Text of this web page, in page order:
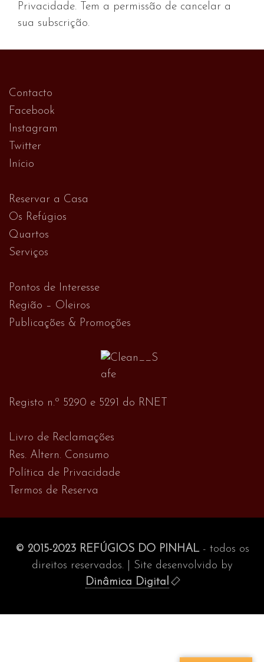
Privacidade. Tem a permissão de cancelar a
sua subscrição.
Contacto
Facebook
Instagram
Twitter
Início
Reservar a Casa
Os Refúgios
Quartos
Serviços
Pontos de Interesse
Região – Oleiros
Publicações & Promoções
Registo n.º 5290 e 5291 do RNET
Livro de Reclamações
Res. Altern. Consumo
Política de Privacidade
Termos de Reserva
© 2015-2023 REFÚGIOS DO PINHAL- todos os
direitos reservados. | Site desenvolvido by
Dinâmica Digital